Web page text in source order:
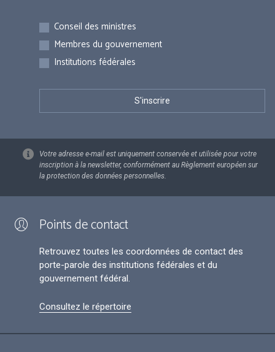
Inscriptions
Conseil des ministres
Membres du gouvernement
Institutions fédérales
Votre adresse e-mail est uniquement conservée et utilisée pour votre
inscription à la newsletter, conformément au Règlement européen sur
la protection des données personnelles.
Points de contact
Retrouvez toutes les coordonnées de contact des
porte-parole des institutions fédérales et du
gouvernement fédéral.
Consultez le répertoire